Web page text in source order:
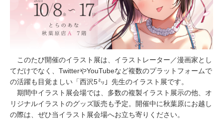
このたび開催のイラスト展は、イラストレーター／漫画家とし
てだけでなく、TwitterやYouTubeなど複数のプラットフォームで
の活躍も目覚ましい「西沢5㍉」先生のイラスト展です。
期間中イラスト展会場では、多数の複製イラスト展示の他、オ
リジナルイラストのグッズ販売も予定。開催中に秋葉原にお越し
の際は、ぜひ当イラスト展会場へお立ち寄りください。